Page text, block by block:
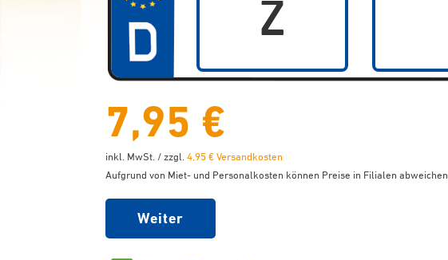
7,95 €
inkl. MwSt. / zzgl. 4,95 € Versandkosten
Aufgrund von Miet- und Personalkosten können Preise in Filialen abweichen.
Weiter